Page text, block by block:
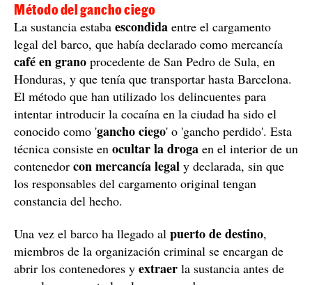
Método del gancho ciego
La sustancia estaba escondida entre el cargamento
legal del barco, que había declarado como mercancía
café en grano procedente de San Pedro de Sula, en
Honduras, y que tenía que transportar hasta Barcelona.
El método que han utilizado los delincuentes para
intentar introducir la cocaína en la ciudad ha sido el
conocido como 'gancho ciego' o 'gancho perdido'. Esta
técnica consiste en ocultar la droga en el interior de un
contenedor con mercancía legal y declarada, sin que
los responsables del cargamento original tengan
constancia del hecho.